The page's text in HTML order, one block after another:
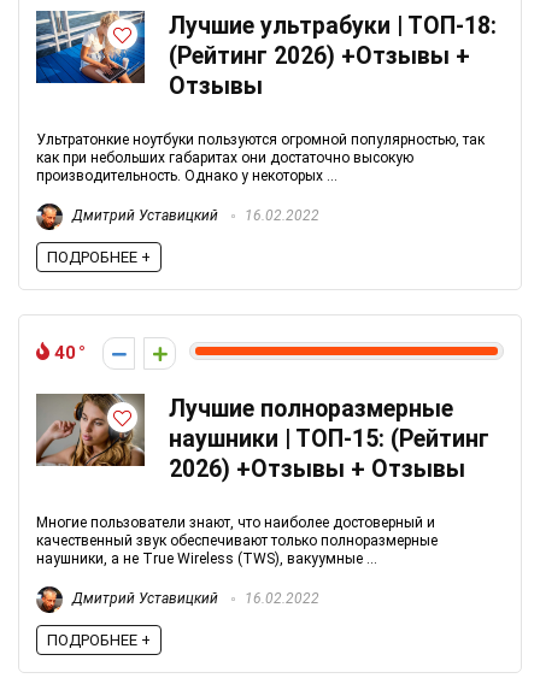
Лучшие ультрабуки | ТОП-18:
(Рейтинг 2026) +Отзывы +
Отзывы
Ультратонкие ноутбуки пользуются огромной популярностью, так
как при небольших габаритах они достаточно высокую
производительность. Однако у некоторых ...
Дмитрий Уставицкий 16.02.2022
ПОДРОБНЕЕ +
40
Лучшие полноразмерные
наушники | ТОП-15: (Рейтинг
2026) +Отзывы + Отзывы
Многие пользователи знают, что наиболее достоверный и
качественный звук обеспечивают только полноразмерные
наушники, а не True Wireless (TWS), вакуумные ...
Дмитрий Уставицкий 16.02.2022
ПОДРОБНЕЕ +